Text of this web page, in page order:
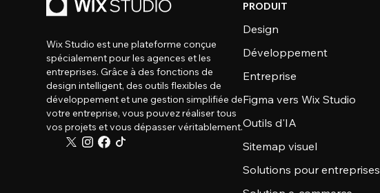
Wix Studio est une plateforme conçue
spécialement pour les agences et les
entreprises. Grâce à des fonctions de
design intelligent, des outils flexibles de
développement et une gestion simplifiée de
votre entreprise, vous pouvez réaliser tous
vos projets et vous dépasser véritablement.
PRODUIT
Design
Développement
Entreprise
Figma vers Wix Studio
Outils d'IA
Sitemap visuel
Solutions pour entreprises